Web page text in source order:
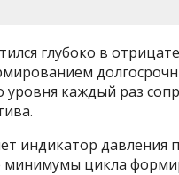
глубоко в
уровня каждый раз
индикатор давления
цикла